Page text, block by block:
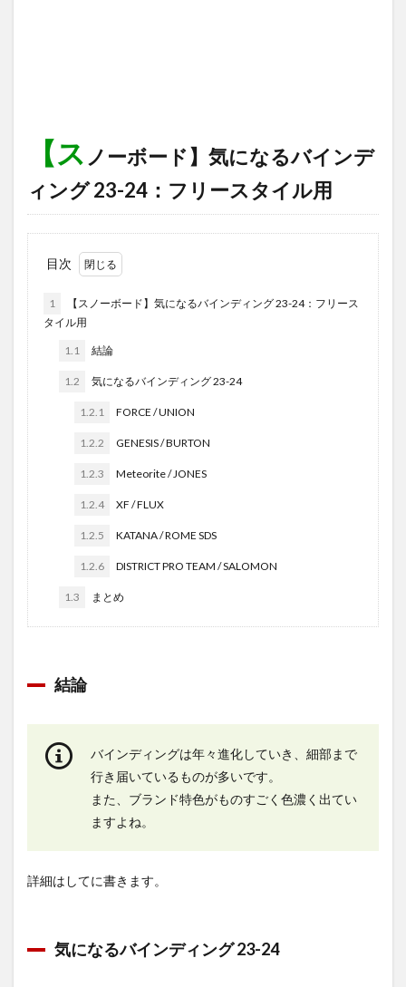
【ス ノーボード】気になるバインデ
ィング 23-24：フリースタイル用
目次
1
【スノーボード】気になるバインディング 23-24：フリース
タイル用
1.1 結論
1.2 気になるバインディング 23-24
1.2.1 FORCE / UNION
1.2.2 GENESIS / BURTON
1.2.3 Meteorite / JONES
1.2.4 XF / FLUX
1.2.5 KATANA / ROME SDS
1.2.6 DISTRICT PRO TEAM / SALOMON
1.3 まとめ
結論
バインディングは年々進化していき、細部まで
行き届いているものが多いです。
また、ブランド特色がものすごく色濃く出てい
ますよね。
詳細はしてに書きます。
気になるバインディング 23-24